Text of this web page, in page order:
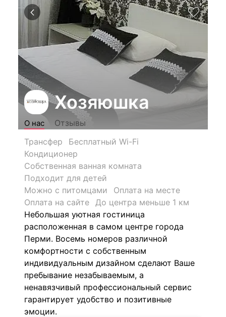
Хозяюшка
О нас
Отзывы
Трансфер
Бесплатный Wi-Fi
Кондиционер
Собственная ванная комната
Подходит для детей
Можно с питомцами
Оплата на месте
Оплата на сайте До центра меньше 1 км
Небольшая уютная гостиница
расположенная в самом центре города
Перми. Восемь номеров различной
комфортности с собственным
индивидуальным дизайном сделают Ваше
пребывание незабываемым, а
ненавязчивый профессиональный сервис
гарантирует удобство и позитивные
эмоции.